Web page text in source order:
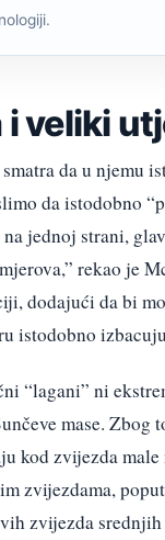
veliki
da u njemu
da istodobno
jednoj strani,
rekao je
dodajući da bi
istodobno
“lagani” ni
mase. Zbog
zvijezda male
zvijezdama,
zvijezda